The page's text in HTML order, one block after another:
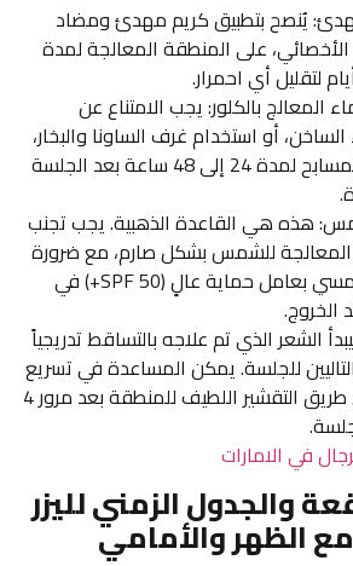
يُنصح بتطبيق كريم مهدئ ومضاد
الأخصائي، على المنطقة المعالجة لمدة
لتقليل أي احمرار.
المعالج بالكلور: يجب الامتناع عن
الساخن، أو استخدام غرف الساونا والبخار،
أو السباحة في المسابح لمدة 24 إلى 48 ساعة بعد الجلسة
هذه هي القاعدة الذهبية. يجب تجنب
للشمس بشكل صارم، مع ضرورة
استخدام واقٍ شمسي بعامل حماية عالٍ (SPF 50+) في
الخروج.
الشعر الذي تم علاجه بالتساقط تدريجياً
للجلسة. يمكن المساعدة في تسريع
هذه العملية عن طريق التقشير اللطيف للمنطقة بعد مرور 4
في الامارات
والجدول الزمني لليزر
الظهر والأمامي